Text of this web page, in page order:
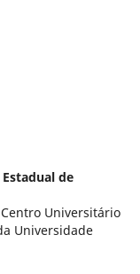
de
Universitário
Universidade